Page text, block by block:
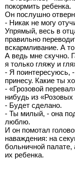
покормить ребенка.
Он послушно
- Никак не могу
Упрямый, весь в
правильно
вскармливание. А
А ведь мне скучно.
я только гляжу и
- Я поинтересуюсь,
принесу. Какие ты
- «Грозовой
нибудь из
- Будет сделано.
- Ты милый, - она
люблю.
И он помотал
наваждения: на
больничной
их ребенка.